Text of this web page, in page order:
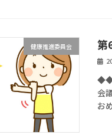
健康推進委員会 第
会
お